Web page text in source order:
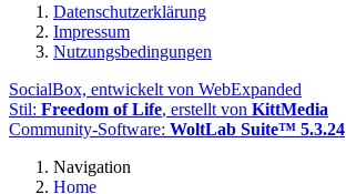
Datenschutzerklärung
Impressum
Nutzungsbedingungen
SocialBox, entwickelt von WebExpanded
Stil: Freedom of Life, erstellt von KittMedia
Community-Software: WoltLab Suite™ 5.3.24
Navigation
Home